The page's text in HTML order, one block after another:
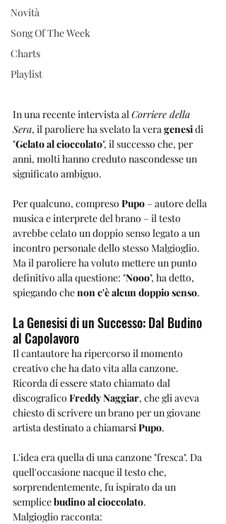
Novità
Song Of The Week
Charts
Playlist
In una recente intervista al Corriere della
Sera, il paroliere ha svelato la vera genesi di
"Gelato al cioccolato", il successo che, per
anni, molti hanno creduto nascondesse un
significato ambiguo.
Per qualcuno, compreso Pupo – autore della
musica e interprete del brano – il testo
avrebbe celato un doppio senso legato a un
incontro personale dello stesso Malgioglio.
Ma il paroliere ha voluto mettere un punto
definitivo alla questione: "Nooo", ha detto,
spiegando che non c'è alcun doppio senso.
La Genesisi di un Successo: Dal Budino
al Capolavoro
Il cantautore ha ripercorso il momento
creativo che ha dato vita alla canzone.
Ricorda di essere stato chiamato dal
discografico Freddy Naggiar, che gli aveva
chiesto di scrivere un brano per un giovane
artista destinato a chiamarsi Pupo.
L'idea era quella di una canzone "fresca". Da
quell'occasione nacque il testo che,
sorprendentemente, fu ispirato da un
semplice budino al cioccolato.
Malgioglio racconta: